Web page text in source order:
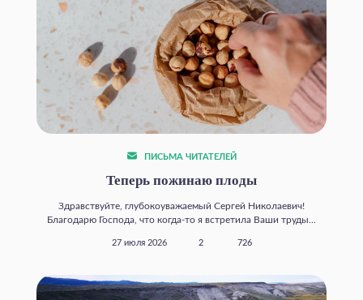
ПИСЬМА ЧИТАТЕЛЕЙ
Теперь пожинаю плоды
Здравствуйте, глубокоуважаемый Сергей Николаевич!
Благодарю Господа, что когда‑то я встретила Ваши труды...
27 июля 2026 2 726